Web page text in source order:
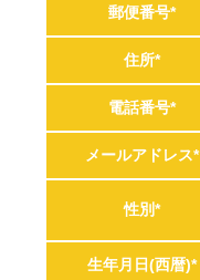
郵便番号*
住所*
電話番号*
メールアドレス*
性別*
生年月日(西暦)*